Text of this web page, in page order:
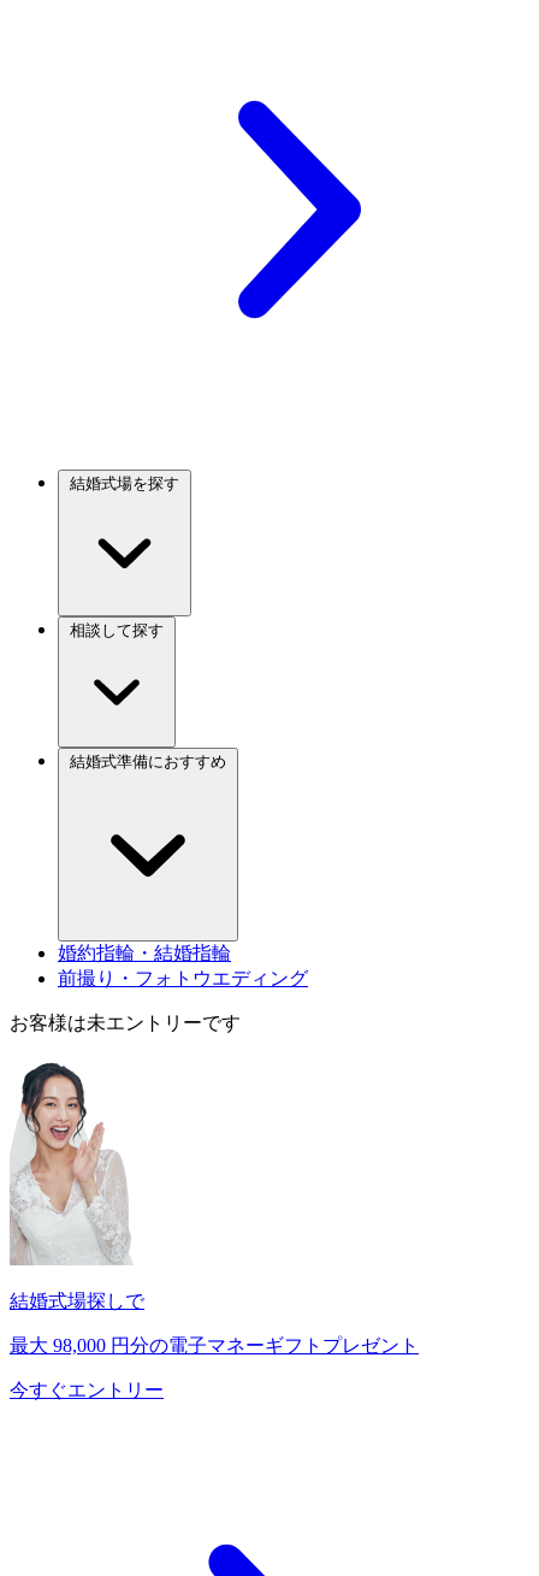
婚約指輪・結婚指輪
前撮り・フォトウエディング
お客様は未エントリーです
結婚式場探しで
最大 98,000 円分の電子マネーギフトプレゼント
今すぐエントリー